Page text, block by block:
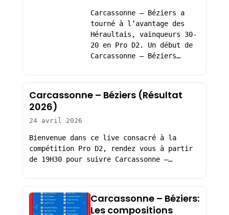
Carcassonne – Béziers a
tourné à l’avantage des
Héraultais, vainqueurs 30-
20 en Pro D2. Un début de
Carcassonne – Béziers…
Carcassonne – Béziers (Résultat
2026)
24 avril 2026
Bienvenue dans ce live consacré à la
compétition Pro D2, rendez vous à partir
de 19H30 pour suivre Carcassonne –…
Carcassonne – Béziers:
Les compositions